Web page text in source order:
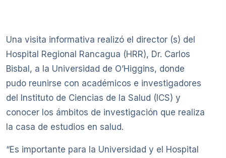
Una visita informativa realizó el director (s) del
Hospital Regional Rancagua (HRR), Dr. Carlos
Bisbal, a la Universidad de O’Higgins, donde
pudo reunirse con académicos e investigadores
del Instituto de Ciencias de la Salud (ICS) y
conocer los ámbitos de investigación que realiza
la casa de estudios en salud.
“Es importante para la Universidad y el Hospital